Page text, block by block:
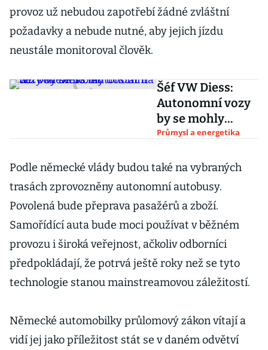
provoz už nebudou zapotřebí žádné zvláštní
požadavky a nebude nutné, aby jejich jízdu
neustále monitoroval člověk.
Šéf VW Diess:
Autonomní vozy
by se mohly
dostat na trh
Průmysl a energetika
Podle německé vlády budou také na vybraných
trasách zprovozněny autonomní autobusy.
Povolená bude přeprava pasažérů a zboží.
Samořídící auta bude moci používat v běžném
provozu i široká veřejnost, ačkoliv odborníci
předpokládají, že potrvá ještě roky než se tyto
technologie stanou mainstreamovou záležitostí.
Německé automobilky průlomový zákon vítají a
vidí jej jako příležitost stát se v daném odvětví